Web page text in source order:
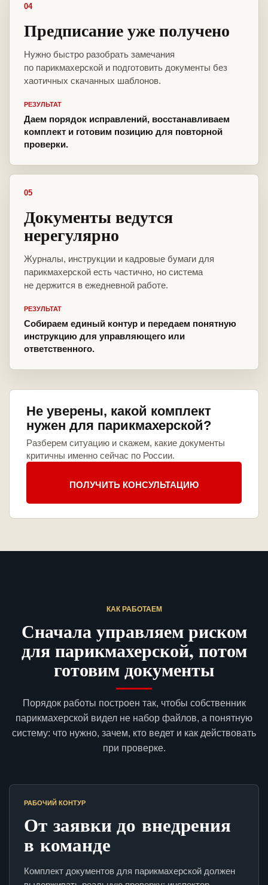
04
Предписание уже получено
Нужно быстро разобрать замечания
по парикмахерской и подготовить документы без
хаотичных скачанных шаблонов.
РЕЗУЛЬТАТ
Даем порядок исправлений, восстанавливаем
комплект и готовим позицию для повторной
проверки.
05
Документы ведутся
нерегулярно
Журналы, инструкции и кадровые бумаги для
парикмахерской есть частично, но система
не держится в ежедневной работе.
РЕЗУЛЬТАТ
Собираем единый контур и передаем понятную
инструкцию для управляющего или
ответственного.
Не уверены, какой комплект
нужен для парикмахерской?
Разберем ситуацию и скажем, какие документы
критичны именно сейчас по России.
ПОЛУЧИТЬ КОНСУЛЬТАЦИЮ
КАК РАБОТАЕМ
Сначала управляем риском
для парикмахерской, потом
готовим документы
Порядок работы построен так, чтобы собственник
парикмахерской видел не набор файлов, а понятную
систему: что нужно, зачем, кто ведет и как действовать
при проверке.
РАБОЧИЙ КОНТУР
От заявки до внедрения
в команде
Комплект документов для парикмахерской должен